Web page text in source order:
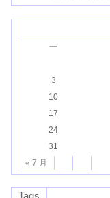
一
3
10
17
24
31
« 7 月
Tags